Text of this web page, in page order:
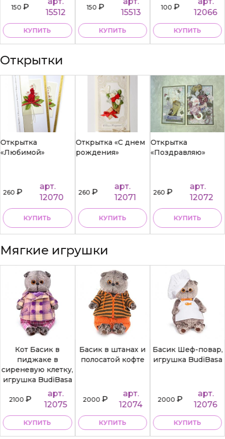
150₽
15512
КУПИТЬ
150₽
15513
КУПИТЬ
100₽
12066
КУПИТЬ
Открытки
Открытка
«Любимой»
260₽
арт.
12070
КУПИТЬ
Открытка «С днем
рождения»
260₽
арт.
12071
КУПИТЬ
Открытка
«Поздравляю»
260₽
арт.
12072
КУПИТЬ
Мягкие игрушки
Кот Басик в
пиджаке в
сиреневую клетку,
игрушка BudiBasa
2100₽
арт.
12075
КУПИТЬ
Басик в штанах и
полосатой кофте
2000₽
арт.
12074
КУПИТЬ
Басик Шеф-повар,
игрушка BudiBasa
2000₽
арт.
12076
КУПИТЬ